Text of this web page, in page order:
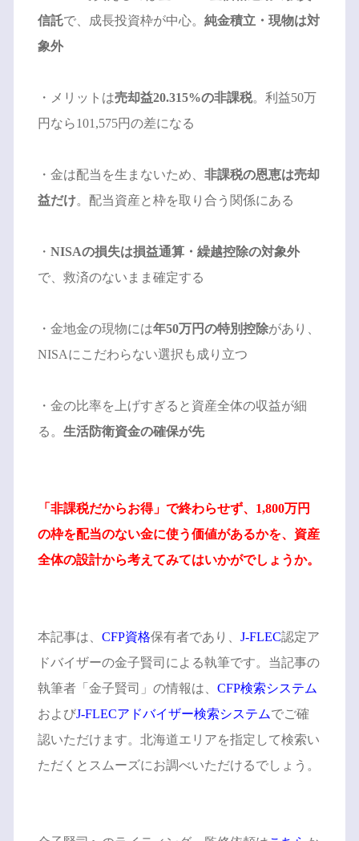
信託で、成長投資枠が中心。 純金積立・現物は対
象外
・メリットは売却益20.315%の非課税。利益50万
円なら101,575円の差になる
・金は配当を生まないため、 非課税の恩恵は売却
益だけ。配当資産と枠を取り合う関係にある
・ NISAの損失は損益通算・繰越控除の対象外
で、救済のないまま確定する
・金地金の現物には年50万円の特別控除があり、
NISAにこだわらない選択も成り立つ
・金の比率を上げすぎると資産全体の収益が細
る。 生活防衛資金の確保が先
「非課税だからお得」で終わらせず、1,800万円
の枠を配当のない金に使う価値があるかを、資産
全体の設計から考えてみてはいかがでしょうか。
本記事は、 CFP資格保有者であり、 J-FLEC認定ア
ドバイザーの金子賢司による執筆です。当記事の
執筆者「金子賢司」の情報は、 CFP検索システム
およびJ-FLECアドバイザー検索システムでご確
認いただけます。北海道エリアを指定して検索い
ただくとスムーズにお調べいただけるでしょう。